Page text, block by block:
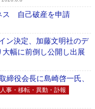
ス 自己破産を申請
ン決定、加藤文明社のデ
幅に前倒し公開し出展
役会長に島崎啓一氏、
人事・移転・異動・訃報